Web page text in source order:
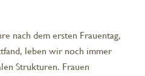
nach dem ersten Frauentag,
leben wir noch immer
Strukturen. Frauen